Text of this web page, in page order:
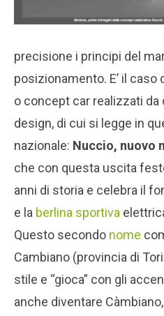
precisione i principi del
posizionamento. E’ il
o concept car realizzati
design, di cui si legge in
nazionale: Nuccio, nuovo
che con questa uscita
anni di storia e celebra il
e la berlina sportiva
Questo secondo nome
Cambiano (provincia di
stile e “gioca” con gli
anche diventare